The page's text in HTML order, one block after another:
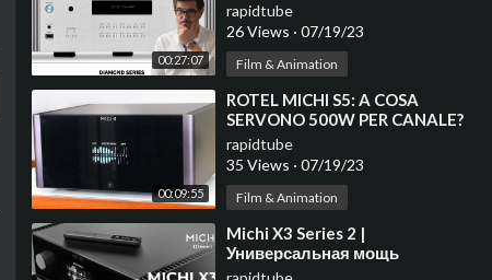
00:27:07
rapidtube
26 Views · 07/19/23
Film & Animation
00:09:55
⁣ROTEL MICHI S5: A COSA
SERVONO 500W PER CANALE?
rapidtube
35 Views · 07/19/23
Film & Animation
⁣Michi X3 Series 2 |
Универсальная мощь